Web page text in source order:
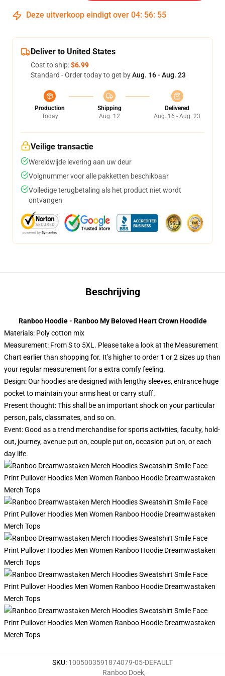
Deze uitverkoop eindigt over 04: 56: 54
Deliver to United States
Cost to ship:$6.99
Standard - Order today to get byAug. 16 - Aug. 23
Production
Today
Shipping
Aug. 12
Delivered
Aug. 16 - Aug. 23
Veilige transactie
Wereldwijde levering aan uw deur
Volgnummer voor alle pakketten beschikbaar
Volledige terugbetaling als het product niet wordt
ontvangen
Beschrijving
Ranboo Hoodie - Ranboo My Beloved Heart Crown Hoodide
Materials: Poly cotton mix
Measurement: From S to 5XL. Please take a look at the Measurement
Chart earlier than shopping for. It’s higher to order 1 or 2 sizes up than
your regular measurement for a extra comfy feeling.
Design: Our hoodies are designed with lengthy sleeves, entrance huge
pocket to maintain your arms heat or carry stuff.
Present thought: This shall be an important shock on your particular
person, pals, classmates, and so on.
Event: Good as a trend merchandise for sports activities, faculty, hold-
out, journey, avenue put on, couple put on, occasion put on, or each
day life.
SKU: 1005003591874079-05-DEFAULT
Ranboo Doek,